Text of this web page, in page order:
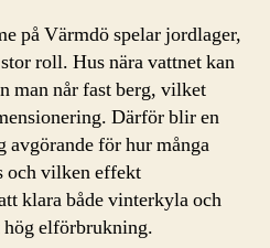
på Värmdö spelar jordlager,
roll. Hus nära vattnet kan
man når fast berg, vilket
Därför blir en
avgörande för hur många
och vilken effekt
klara både vinterkyla och
elförbrukning.